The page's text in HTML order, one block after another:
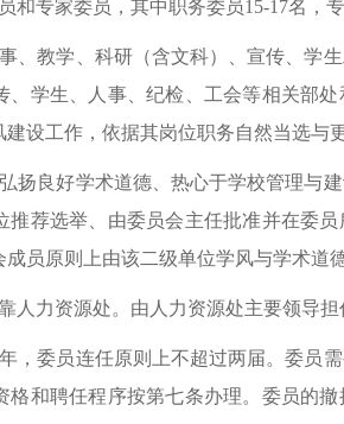
和专家委员，其中职务委员15-17名，专
、教学、科研（含文科）、宣传、学
、学生、人事、纪检、工会等相关部
设工作，依据其岗位职务自然当选与更
扬良好学术道德、热心于学校管理与
推荐选举、由委员会主任批准并在委
员原则上由该二级单位学风与学术道
人力资源处。由人力资源处主要领导担
，委员连任原则上不超过两届。委员
格和聘任程序按第七条办理。委员的